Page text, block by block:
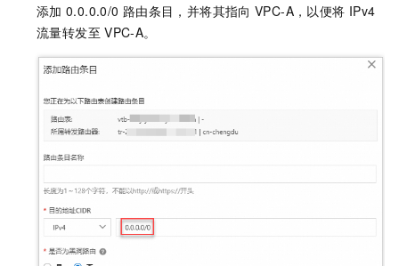
添加 0.0.0.0/0 路由条目，并将其指向 VPC-A，以便将 IPv4
流量转发至 VPC-A。